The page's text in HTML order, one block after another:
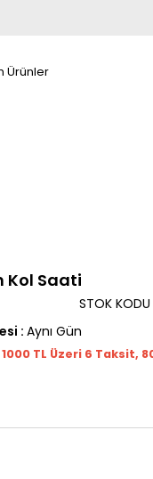
Ürünler
Kol Saati
STOK KODU
: Aynı Gün
TL Üzeri 6 Taksit,